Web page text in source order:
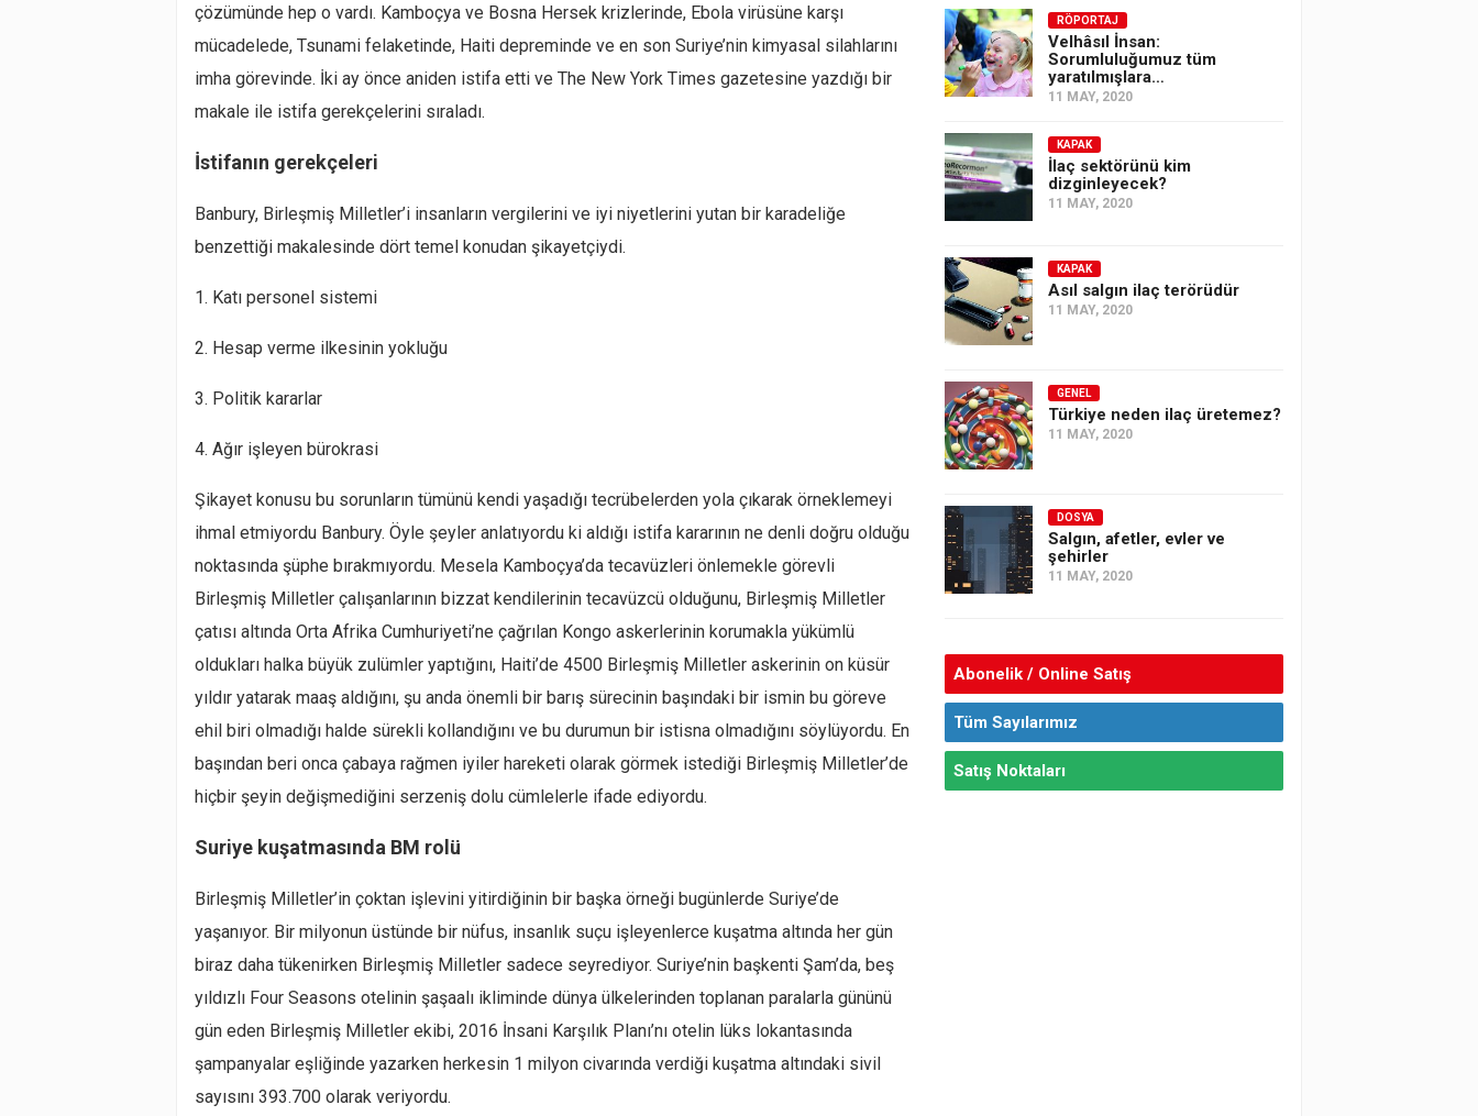
çözümünde hep o vardı. Kamboçya ve Bosna Hersek krizlerinde, Ebola virüsüne karşı
mücadelede, Tsunami felaketinde, Haiti depreminde ve en son Suriye’nin kimyasal silahlarını
imha görevinde. İki ay önce aniden istifa etti ve The New York Times gazetesine yazdığı bir
makale ile istifa gerekçelerini sıraladı.
İstifanın gerekçeleri
Banbury, Birleşmiş Milletler’i insanların vergilerini ve iyi niyetlerini yutan bir karadeliğe
benzettiği makalesinde dört temel konudan şikayetçiydi.
1. Katı personel sistemi
2. Hesap verme ilkesinin yokluğu
3. Politik kararlar
4. Ağır işleyen bürokrasi
Şikayet konusu bu sorunların tümünü kendi yaşadığı tecrübelerden yola çıkarak örneklemeyi
ihmal etmiyordu Banbury. Öyle şeyler anlatıyordu ki aldığı istifa kararının ne denli doğru olduğu
noktasında şüphe bırakmıyordu. Mesela Kamboçya’da tecavüzleri önlemekle görevli
Birleşmiş Milletler çalışanlarının bizzat kendilerinin tecavüzcü olduğunu, Birleşmiş Milletler
çatısı altında Orta Afrika Cumhuriyeti’ne çağrılan Kongo askerlerinin korumakla yükümlü
oldukları halka büyük zulümler yaptığını, Haiti’de 4500 Birleşmiş Milletler askerinin on küsür
yıldır yatarak maaş aldığını, şu anda önemli bir barış sürecinin başındaki bir ismin bu göreve
ehil biri olmadığı halde sürekli kollandığını ve bu durumun bir istisna olmadığını söylüyordu. En
başından beri onca çabaya rağmen iyiler hareketi olarak görmek istediği Birleşmiş Milletler’de
hiçbir şeyin değişmediğini serzeniş dolu cümlelerle ifade ediyordu.
Suriye kuşatmasında BM rolü
Birleşmiş Milletler’in çoktan işlevini yitirdiğinin bir başka örneği bugünlerde Suriye’de
yaşanıyor. Bir milyonun üstünde bir nüfus, insanlık suçu işleyenlerce kuşatma altında her gün
biraz daha tükenirken Birleşmiş Milletler sadece seyrediyor. Suriye’nin başkenti Şam’da, beş
yıldızlı Four Seasons otelinin şaşaalı ikliminde dünya ülkelerinden toplanan paralarla gününü
gün eden Birleşmiş Milletler ekibi, 2016 İnsani Karşılık Planı’nı otelin lüks lokantasında
şampanyalar eşliğinde yazarken herkesin 1 milyon civarında verdiği kuşatma altındaki sivil
sayısını 393.700 olarak veriyordu.
RÖPORTAJ
Velhâsıl İnsan:
Sorumluluğumuz tüm
yaratılmışlara…
11 MAY, 2020
KAPAK
İlaç sektörünü kim
dizginleyecek?
11 MAY, 2020
KAPAK
Asıl salgın ilaç terörüdür
11 MAY, 2020
GENEL
Türkiye neden ilaç üretemez?
11 MAY, 2020
DOSYA
Salgın, afetler, evler ve
şehirler
11 MAY, 2020
Abonelik / Online Satış
Tüm Sayılarımız
Satış Noktaları